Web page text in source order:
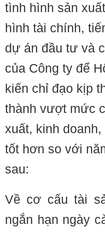
tình hình sản
hình tài chính,
dự án đầu tư và
của Công ty để
kiến chỉ đạo kịp
thành vượt mức
xuất, kinh
tốt hơn so với
sau:
Về cơ cấu tài
ngắn hạn ngày